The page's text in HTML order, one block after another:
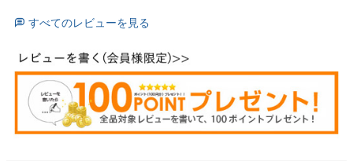
すべてのレビューを見る